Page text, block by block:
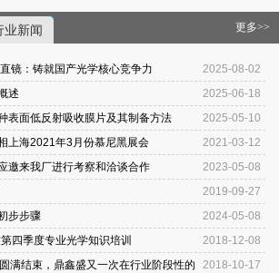
更多>>
业新闻
2025-08-02
镜：铸就国产光学核心竞争力
2025-06-18
述
2025-05-10
表面低反射吸收膜片及其制备方法
2021-03-12
上海2021年3月份慕尼黑展会
2023-05-08
邀来我厂进行考察和洽谈合作
2019-09-27
2024-05-08
步步骤
2018-12-08
四季度专业光学知识培训
2018-10-17
满结束，鼎鑫盛又一次在行业阶段性的